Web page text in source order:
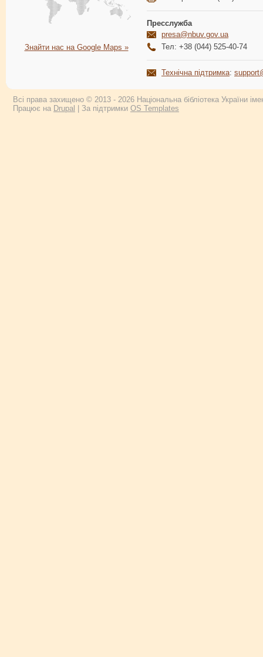
Знайти нас на Google Maps »
Пресслужба
presa@nbuv.gov.ua
Тел: +38 (044) 525-40-74
Технічна підтримка:
Всі права захищено © 2013 - 2026 Національна бібліотека України
Працює на Drupal | За підтримки OS Templates